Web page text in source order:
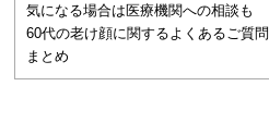
気になる場合は医療機関への相談も
60代の老け顔に関するよくあるご質問
まとめ